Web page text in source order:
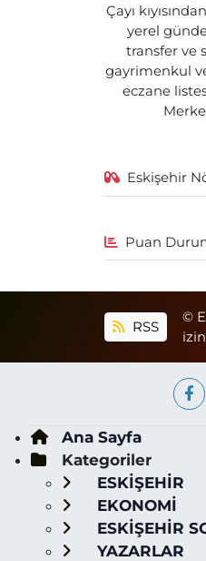
Çayı
yerel
transfer ve
gayrimenkul
eczane
Eskişehir
Puan
RSS
©
Ana Sayfa
Kategoriler
ESKİŞEHİR
EKONOMİ
ESKİŞEHİR
YAZARLAR